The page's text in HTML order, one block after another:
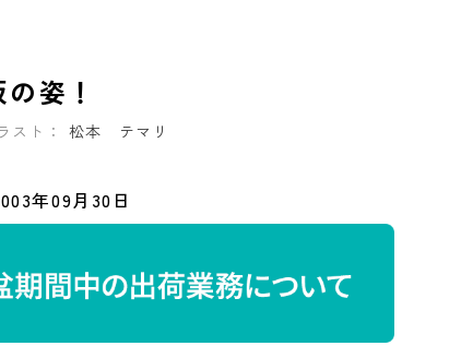
姿！
スト： 松本 テマリ
年09月30日